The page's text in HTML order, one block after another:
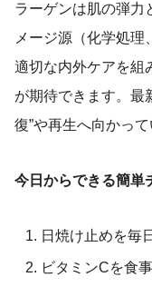
ラーゲンは肌の弾力
メージ源（化学処理
適切な内外ケアを組
が期待できます。最
復”や再生へ向かって
今日からできる簡単
日焼け止めを毎
ビタミンCを食